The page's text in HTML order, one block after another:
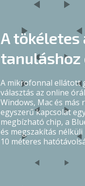
A tökéletes
tanuláshoz
A mikrofonnal ellátott
választás az online
Windows, Mac és más
egyszerű kapcsolat
megbízható chip, a
és megszakítás
10 méteres